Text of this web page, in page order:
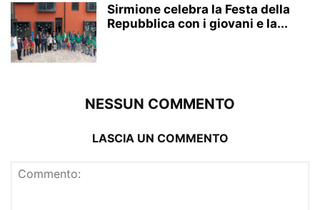
Sirmione celebra la Festa della
Repubblica con i giovani e la...
NESSUN COMMENTO
LASCIA UN COMMENTO